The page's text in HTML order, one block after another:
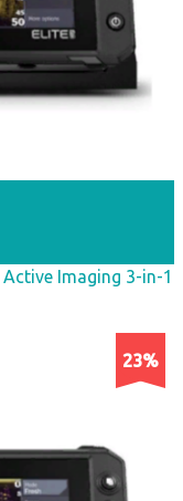
Imaging 3-in-1
23%